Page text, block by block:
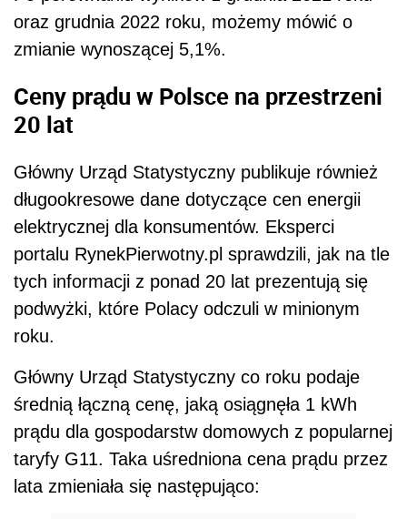
oraz grudnia 2022 roku, możemy mówić o
zmianie wynoszącej 5,1%.
Ceny prądu w Polsce na przestrzeni
20 lat
Główny Urząd Statystyczny publikuje również
długookresowe dane dotyczące cen energii
elektrycznej dla konsumentów. Eksperci
portalu RynekPierwotny.pl sprawdzili, jak na tle
tych informacji z ponad 20 lat prezentują się
podwyżki, które Polacy odczuli w minionym
roku.
Główny Urząd Statystyczny co roku podaje
średnią łączną cenę, jaką osiągnęła 1 kWh
prądu dla gospodarstw domowych z popularnej
taryfy G11. Taka uśredniona cena prądu przez
lata zmieniała się następująco: